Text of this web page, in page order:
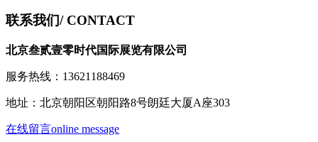
联系我们/ CONTACT
北京叁贰壹零时代国际展览有限公司
服务热线：13621188469
地址：北京朝阳区朝阳路8号朗廷大厦A座303
在线留言online message